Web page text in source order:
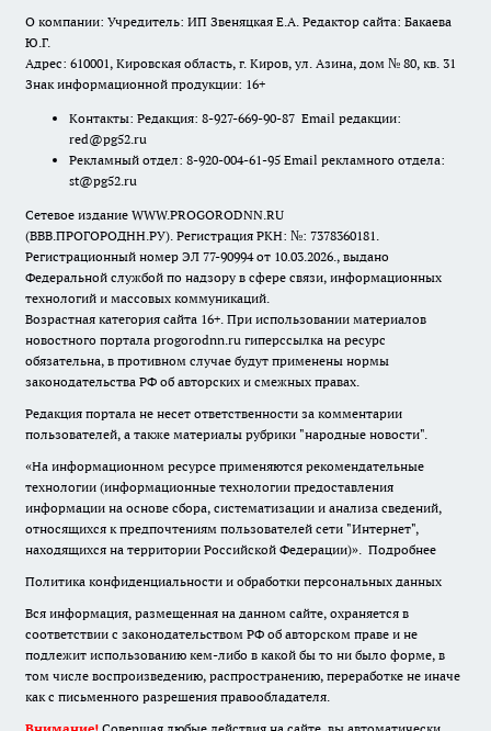
О компании: Учредитель: ИП Звеняцкая Е.А. Редактор сайта: Бакаева
Ю.Г.
Адрес: 610001, Кировская область, г. Киров, ул. Азина, дом № 80, кв. 31
Знак информационной продукции: 16+
Контакты: Редакция: 8-927-669-90-87 Email редакции:
red@pg52.ru
Рекламный отдел: 8-920-004-61-95 Email рекламного отдела:
st@pg52.ru
Сетевое издание WWW.PROGORODNN.RU
(ВВВ.ПРОГОРОДНН.РУ). Регистрация РКН: №: 7378360181.
Регистрационный номер ЭЛ 77-90994 от 10.03.2026., выдано
Федеральной службой по надзору в сфере связи, информационных
технологий и массовых коммуникаций.
Возрастная категория сайта 16+. При использовании материалов
новостного портала progorodnn.ru гиперссылка на ресурс
обязательна, в противном случае будут применены нормы
законодательства РФ об авторских и смежных правах.
Редакция портала не несет ответственности за комментарии
пользователей, а также материалы рубрики "народные новости".
«На информационном ресурсе применяются рекомендательные
технологии (информационные технологии предоставления
информации на основе сбора, систематизации и анализа сведений,
относящихся к предпочтениям пользователей сети "Интернет",
находящихся на территории Российской Федерации)». Подробнее
Политика конфиденциальности и обработки персональных данных
Вся информация, размещенная на данном сайте, охраняется в
соответствии с законодательством РФ об авторском праве и не
подлежит использованию кем-либо в какой бы то ни было форме, в
том числе воспроизведению, распространению, переработке не иначе
как с письменного разрешения правообладателя.